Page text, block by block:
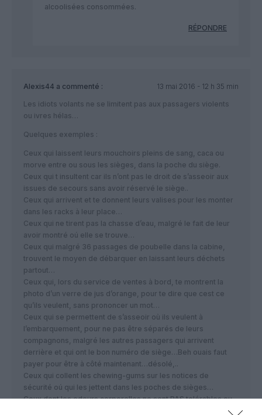
alcoolisées consommées.
RÉPONDRE
Alexis44 a commenté :
13 mai 2016 - 12 h 35 min
Les idiots volants ne se limitent pas aux passagers violents
ou ivres hélas…
Quelques exemples :
Ceux qui laissent leurs mouchoirs pleins de sang, caca ou
morve entre ou sous les sièges, dans la poche du siège.
Ceux qui t insultent car ils n’ont pas le droit de s’asseoir aux
issues de secours sans avoir réservé le siège..
Ceux qui arrivent et te donnent leurs valises pour les monter
dans les racks à leur place…
Ceux qui ne tirent pas la chasse d’eau, malgré le fait de leur
avoir montré oú elle se trouve…
Ceux qui malgré 36 passages de poubelle dans la cabine,
trouvent le moyen de débarquer en laissant leurs déchets
partout…
Ceux qui, lors du service de ventes à bord, te montrent la
photo d’un verre de jus d’orange, pour te dire que cest ce
qu’ils veulent, sans prononcer un mot…
Ceux qui se permettent de s’asseoir où ils veulent à
l’embarquement, pour ne pas être séparés de leurs
compagnons, malgré les autres passagers qui arrivent
derrière et qui ont le bon numéro de siège…Beh ouais faut
payer pour être à côté maintenant…désolé,..
Ceux qui collent les chewing-gums sur les notices de
sécurité oú qui les jettent dans les poches de sièges…
Ceux dont les odeurs corporelles ne sont PAS tolérables ou